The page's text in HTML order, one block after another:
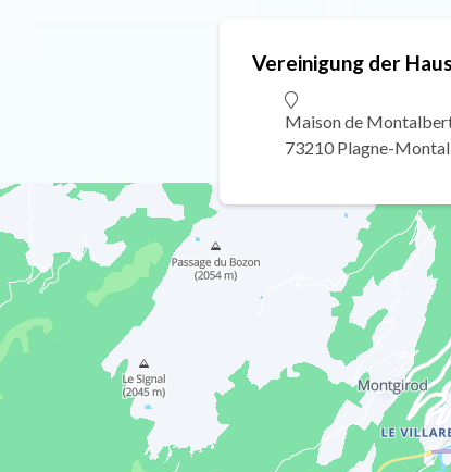
Vereinigung der
Maison de
73210 Plagne-